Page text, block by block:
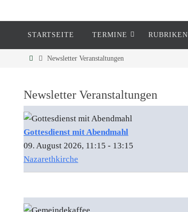
Eckenheim
STARTSEITE TERMINE RUBRIKEN
Newsletter Veranstaltungen
Newsletter Veranstaltungen
Gottesdienst mit Abendmahl
09. August 2026, 11:15 - 13:15
Nazarethkirche